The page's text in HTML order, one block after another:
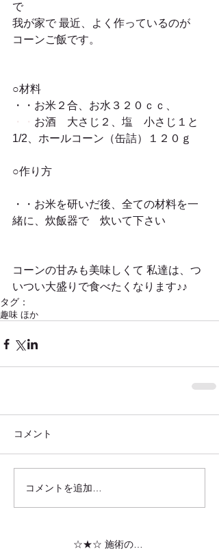
で
我が家で 最近、よく作っているのが
コーンご飯です。
○材料
・・お米２合、お水３２０ｃｃ、
・・ お酒　大さじ２、塩　小さじ１と
1/2、ホールコーン（缶詰）１２０ｇ
○作り方
・・お米を研いだ後、全ての材料を一
緒に、炊飯器で　炊いて下さい
コーンの甘みも美味しくて 私達は、つ
いつい大盛りで食べたくなります♪♪
タグ：
趣味 ほか
コメント
コメントを追加…